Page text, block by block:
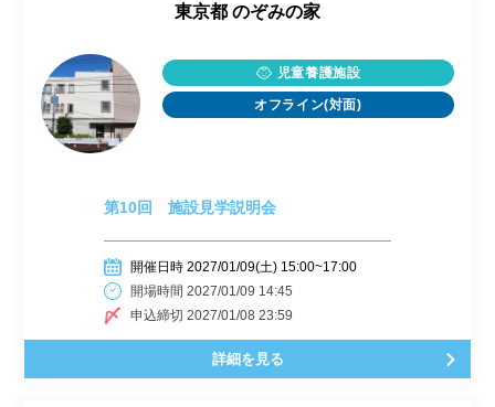
東京都 のぞみの家
児童養護施設
オフライン(対面)
第10回 施設見学説明会
開催日時 2027/01/09(土) 15:00~17:00
開場時間 2027/01/09 14:45
申込締切 2027/01/08 23:59
詳細を見る